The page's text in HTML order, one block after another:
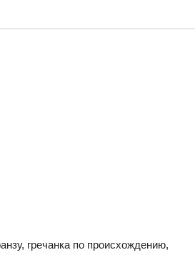
гречанка по происхождению,